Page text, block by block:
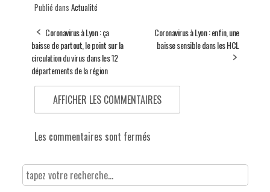
Publié dans Actualité
Coronavirus à Lyon : ça
baisse de partout, le point sur la
circulation du virus dans les 12
départements de la région
Coronavirus à Lyon : enfin, une
baisse sensible dans les HCL
AFFICHER LES COMMENTAIRES
Les commentaires sont fermés